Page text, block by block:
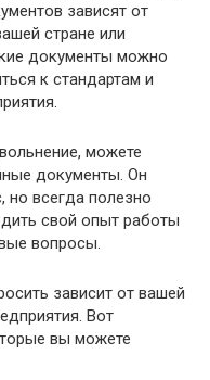
зависят от
стране или
документы можно
к стандартам и
можете
документы. Он
но всегда полезно
свой опыт работы
вопросы.
зависит от вашей
Вот
вы можете